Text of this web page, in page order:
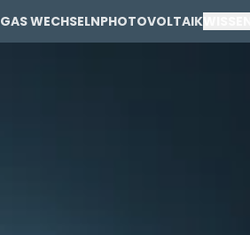
GAS WECHSELNPHOTOVOLTAIK